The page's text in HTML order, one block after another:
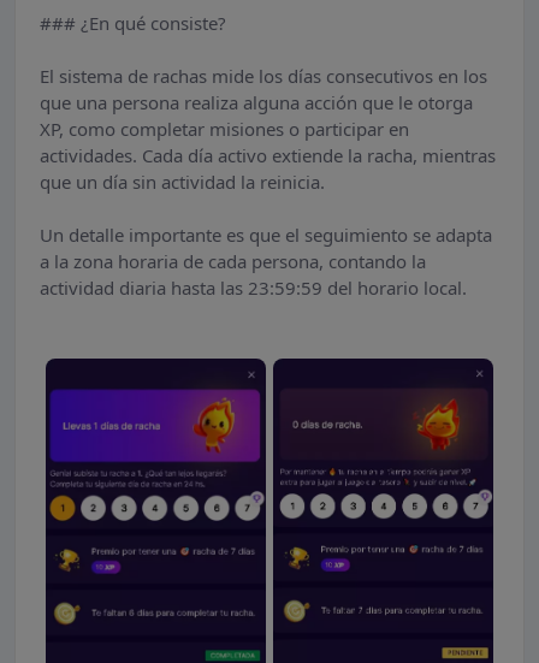
### ¿En qué consiste?
El sistema de rachas mide los días consecutivos en los
que una persona realiza alguna acción que le otorga
XP, como completar misiones o participar en
actividades. Cada día activo extiende la racha, mientras
que un día sin actividad la reinicia.
Un detalle importante es que el seguimiento se adapta
a la zona horaria de cada persona, contando la
actividad diaria hasta las 23:59:59 del horario local.